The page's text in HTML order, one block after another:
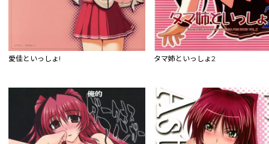
愛佳といっしょ! タマ姉といっしょ2